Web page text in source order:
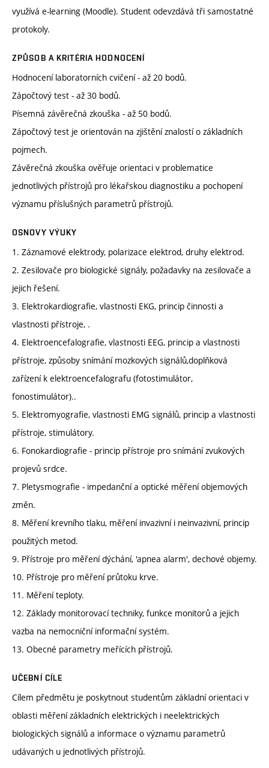
využívá e-learning (Moodle). Student odevzdává tři samostatné
protokoly.
ZPŮSOB A KRITÉRIA HODNOCENÍ
Hodnocení laboratorních cvičení - až 20 bodů.
Zápočtový test - až 30 bodů.
Písemná závěrečná zkouška - až 50 bodů.
Zápočtový test je orientován na zjištění znalostí o základních
pojmech.
Závěrečná zkouška ověřuje orientaci v problematice
jednotlivých přístrojů pro lékařskou diagnostiku a pochopení
významu příslušných parametrů přístrojů.
OSNOVY VÝUKY
1. Záznamové elektrody, polarizace elektrod, druhy elektrod.
2. Zesilovače pro biologické signály, požadavky na zesilovače a
jejich řešení.
3. Elektrokardiografie, vlastnosti EKG, princip činnosti a
vlastnosti přístroje, .
4. Elektroencefalografie, vlastnosti EEG, princip a vlastnosti
přístroje, způsoby snímání mozkových signálů,doplňková
zařízení k elektroencefalografu (fotostimulátor,
fonostimulátor)..
5. Elektromyografie, vlastnosti EMG signálů, princip a vlastnosti
přístroje, stimulátory.
6. Fonokardiografie - princip přístroje pro snímání zvukových
projevů srdce.
7. Pletysmografie - impedanční a optické měření objemových
změn.
8. Měření krevního tlaku, měření invazivní i neinvazivní, princip
použitých metod.
9. Přístroje pro měření dýchání, 'apnea alarm', dechové objemy.
10. Přístroje pro měření průtoku krve.
11. Měření teploty.
12. Základy monitorovací techniky, funkce monitorů a jejich
vazba na nemocniční informační systém.
13. Obecné parametry meřících přístrojů.
UČEBNÍ CÍLE
Cílem předmětu je poskytnout studentům základní orientaci v
oblasti měření základních elektrických i neelektrických
biologických signálů a informace o významu parametrů
udávaných u jednotlivých přístrojů.